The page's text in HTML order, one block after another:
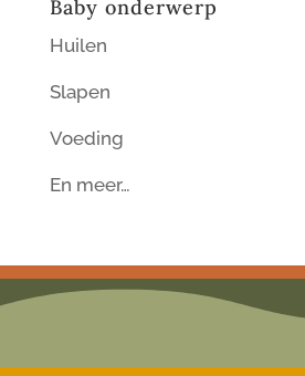
Baby onderwerp
Huilen
Slapen
Voeding
En meer…